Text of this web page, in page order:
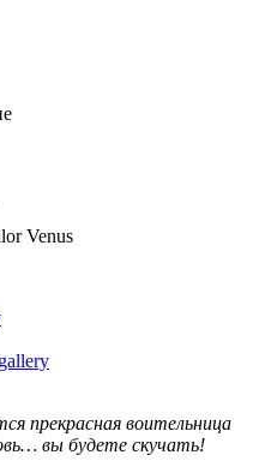
Venus
прекрасная воительница
вы будете скучать!